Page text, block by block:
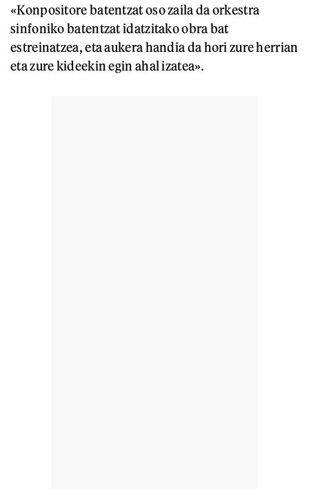
«Konpositore batentzat oso zaila da orkestra
sinfoniko batentzat idatzitako obra bat
estreinatzea, eta aukera handia da hori zure herrian
eta zure kideekin egin ahal izatea».